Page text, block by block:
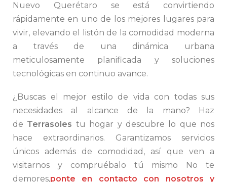
Nuevo Querétaro se está convirtiendo
rápidamente en uno de los mejores lugares para
vivir, elevando el listón de la comodidad moderna
a través de una dinámica urbana
meticulosamente planificada y soluciones
tecnológicas en continuo avance.
¿Buscas el mejor estilo de vida con todas sus
necesidades al alcance de la mano? Haz
de Terrasoles tu hogar y descubre lo que nos
hace extraordinarios. Garantizamos servicios
únicos además de comodidad, así que ven a
visitarnos y compruébalo tú mismo No te
demores,ponte en contacto con nosotros y